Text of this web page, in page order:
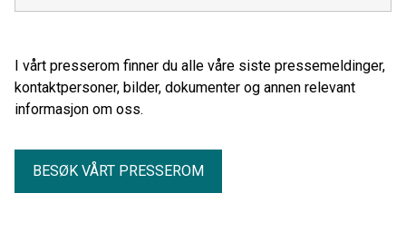
I vårt presserom finner du alle våre siste pressemeldinger,
kontaktpersoner, bilder, dokumenter og annen relevant
informasjon om oss.
BESØK VÅRT PRESSEROM